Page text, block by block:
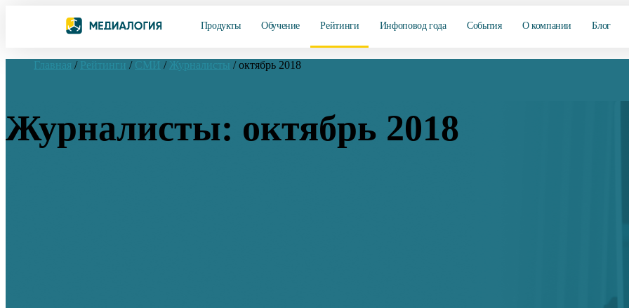
Продукты Обучение Рейтинги Инфоповод года События О компании Блог
Главная / Рейтинги / СМИ / Журналисты / октябрь 2018
Журналисты: октябрь 2018